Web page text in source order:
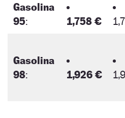
Gasolina
95: 1,758 €
Gasolina
98: 1,926 €